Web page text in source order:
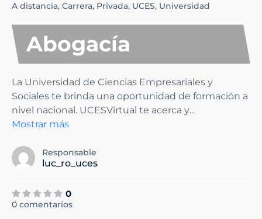
A distancia, Carrera, Privada, UCES, Universidad
Abogacía
La Universidad de Ciencias Empresariales y
Sociales te brinda una oportunidad de formación a
nivel nacional. UCESVirtual te acerca y...
Mostrar más
Responsable
luc_ro_uces
0
0 comentarios